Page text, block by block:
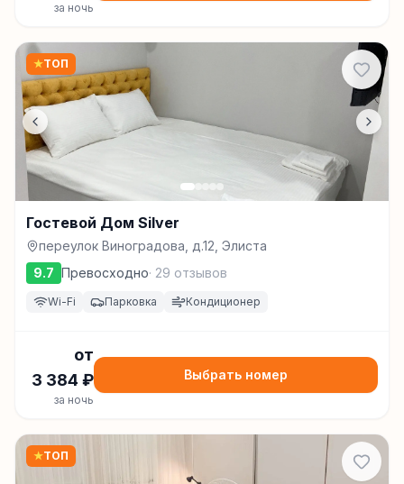
за ночь
★ТОП
Гостевой Дом Silver
переулок Виноградова, д.12, Элиста
9.7 Превосходно· 29 отзывов
Wi-Fi Парковка Кондиционер
от
3 384 ₽
за ночь
Выбрать номер
★ТОП